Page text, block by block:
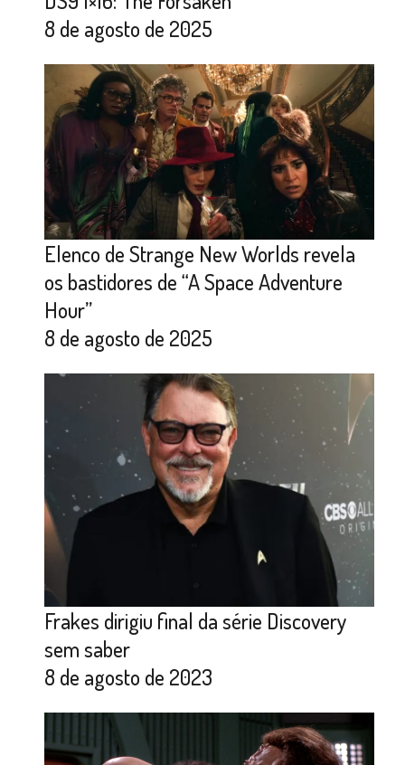
8 de agosto de 2025
Elenco de Strange New Worlds revela
os bastidores de “A Space Adventure
Hour”
8 de agosto de 2025
Frakes dirigiu final da série Discovery
sem saber
8 de agosto de 2023